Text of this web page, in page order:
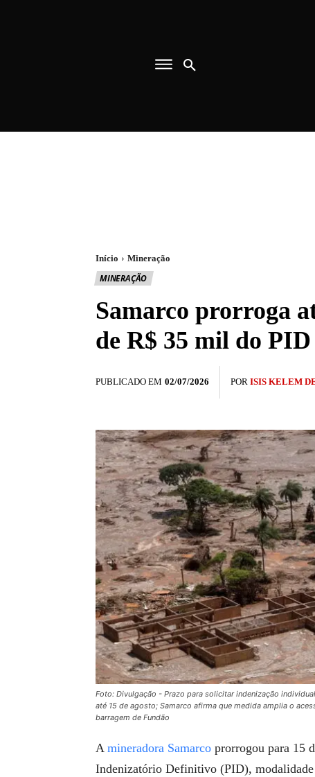
Início Mineração
MINERAÇÃO
Samarco prorroga
de R$ 35 mil do PID
PUBLICADO EM 02/07/2026 POR ISIS KELEM
Foto: Divulgação - Prazo para solicitar indenização
até 15 de agosto; Samarco afirma que medida amplia o
barragem de Fundão
A mineradora Samarco prorrogou para 15
Indenizatório Definitivo (PID),